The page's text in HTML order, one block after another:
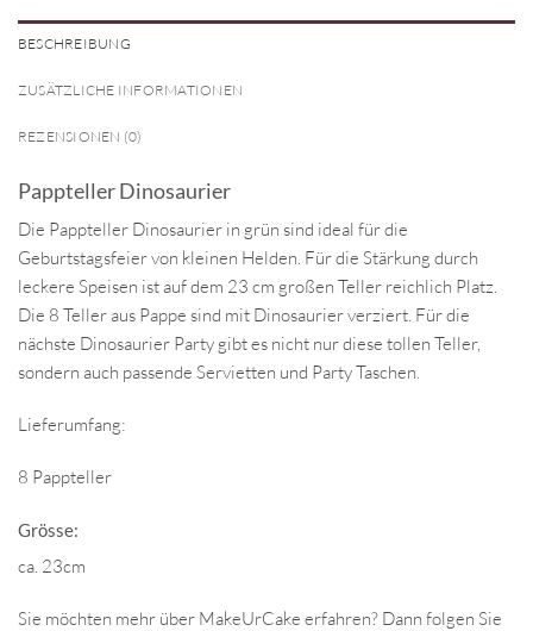
BESCHREIBUNG
ZUSÄTZLICHE INFORMATIONEN
REZENSIONEN (0)
Pappteller Dinosaurier
Die Pappteller Dinosaurier in grün sind ideal für die
Geburtstagsfeier von kleinen Helden. Für die Stärkung durch
leckere Speisen ist auf dem 23 cm großen Teller reichlich Platz.
Die 8 Teller aus Pappe sind mit Dinosaurier verziert. Für die
nächste Dinosaurier Party gibt es nicht nur diese tollen Teller,
sondern auch passende Servietten und Party Taschen.
Lieferumfang:
8 Pappteller
Grösse:
ca. 23cm
Sie möchten mehr über MakeUrCake erfahren? Dann folgen Sie